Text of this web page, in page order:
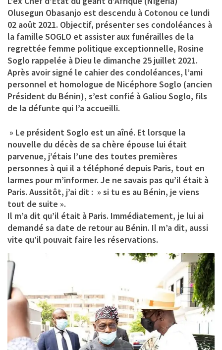
Olusegun Obasanjo est descendu à Cotonou ce lundi
02 août 2021. Objectif, présenter ses condoléances à
la famille SOGLO et assister aux funérailles de la
regrettée femme politique exceptionnelle, Rosine
Soglo rappelée à Dieu le dimanche 25 juillet 2021.
Après avoir signé le cahier des condoléances, l’ami
personnel et homologue de Nicéphore Soglo (ancien
Président du Bénin), s’est confié à Galiou Soglo, fils
de la défunte qui l’a accueilli.
» Le président Soglo est un aîné. Et lorsque la
nouvelle du décès de sa chère épouse lui était
parvenue, j’étais l’une des toutes premières
personnes à qui il a téléphoné depuis Paris, tout en
larmes pour m’informer. Je ne savais pas qu’il était à
Paris. Aussitôt, j’ai dit : » si tu es au Bénin, je viens
tout de suite ».
Il m’a dit qu’il était à Paris. Immédiatement, je lui ai
demandé sa date de retour au Bénin. Il m’a dit, aussi
vite qu’il pouvait faire les réservations.